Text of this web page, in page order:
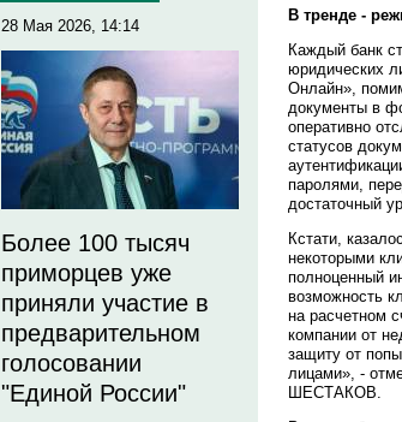
28 Мая 2026, 14:14
Более 100 тысяч
приморцев уже
приняли участие в
предварительном
голосовании
"Единой России"
В тренде -
Каждый банк
юридических
Онлайн»,
документы в
оперативно
статусов
паролями,
достаточный
Кстати,
некоторыми
полноценный
возможность
на расчетном
компании от
защиту от
лицами», -
ШЕСТАКОВ.